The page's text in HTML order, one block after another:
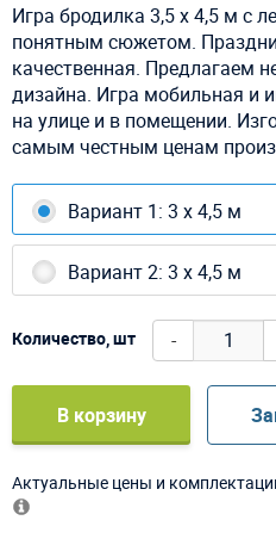
Игра бродилка 3,5 х 4,5 м с
понятным сюжетом.
качественная. Предлагаем
дизайна. Игра мобильная и
на улице и в помещении.
самым честным ценам
Вариант 1: 3 х 4,5 м
Вариант 2: 3 х 4,5 м
Количество, шт -
В корзину
Актуальные цены и